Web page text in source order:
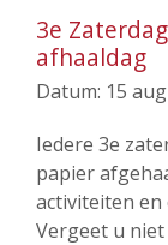
3e
afhaaldag
Datum: 15
Iedere 3e
papier
activiteiten
Vergeet u